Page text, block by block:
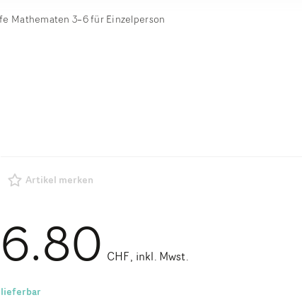
Mathematen 3–6 für Einzelperson
Artikel merken
CHF
6.80 inkl. Mwst.
lieferbar